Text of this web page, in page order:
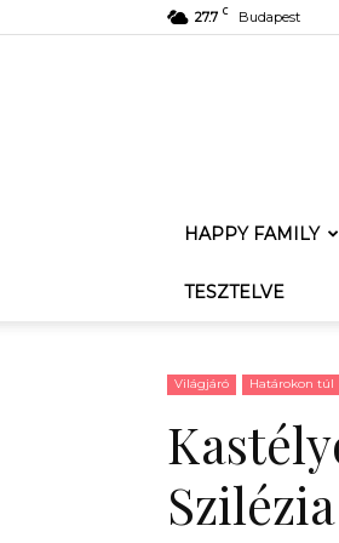
27.7 C Budapest
HAPPY FAMILY
TESZTELVE
Világjáró Határokon túl